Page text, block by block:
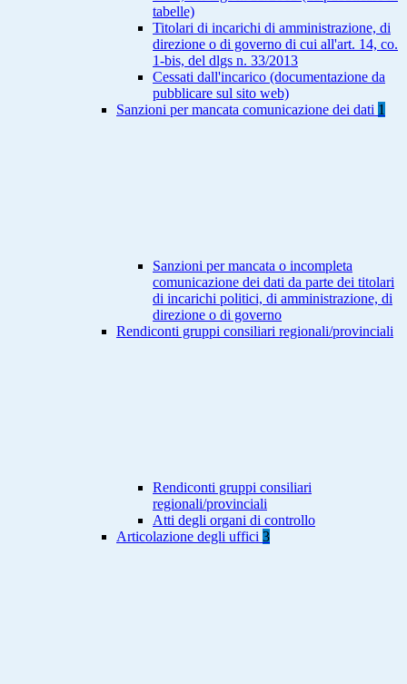
tabelle)
Titolari di incarichi di amministrazione, di
direzione o di governo di cui all'art. 14, co.
1-bis, del dlgs n. 33/2013
Cessati dall'incarico (documentazione da
pubblicare sul sito web)
Sanzioni per mancata comunicazione dei dati 1
Sanzioni per mancata o incompleta
comunicazione dei dati da parte dei titolari
di incarichi politici, di amministrazione, di
direzione o di governo
Rendiconti gruppi consiliari regionali/provinciali
Rendiconti gruppi consiliari
regionali/provinciali
Atti degli organi di controllo
Articolazione degli uffici 3